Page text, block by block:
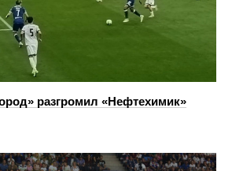
разгромил «Нефтехимик»